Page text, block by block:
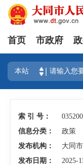
首页 市政府
本站
索 引 号：
信息分类：
政策
发布机构：
大同
发布日期：
2025-